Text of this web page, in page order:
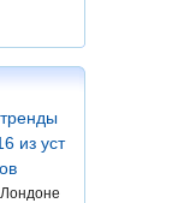
из уст